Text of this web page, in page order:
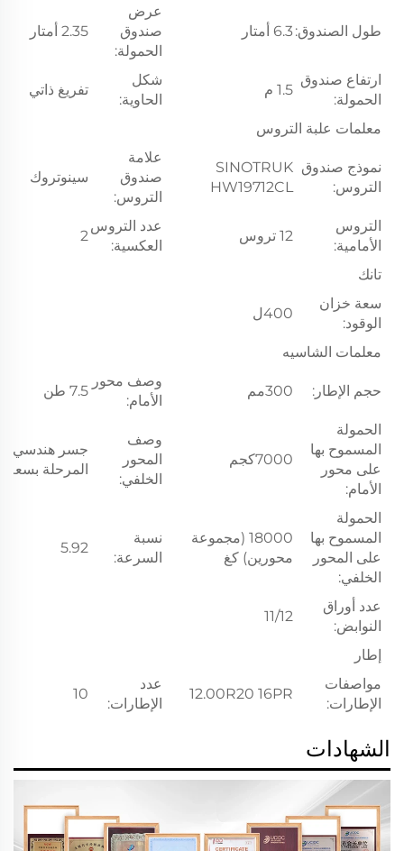
طول الصندوق:6.3 أمتار
عرض
صندوق
الحمولة:
2.35 أمتار
ارتفاع صندوق
الحمولة:
1.5 م
شكل
الحاوية:
تفريغ ذاتي
معلمات علبة التروس
نموذج صندوق
التروس:
SINOTRUK
HW19712CL
علامة
صندوق
التروس:
سينوتروك
التروس
الأمامية:
12 تروس
عدد التروس
العكسية:
2
تانك
سعة خزان
الوقود:
400ل
معلمات الشاسيه
حجم الإطار: 300مم
وصف محور
الأمام:
7.5 طن
الحمولة
المسموح بها
على محور
الأمام:
7000كجم
وصف
المحور
الخلفي:
جسر هندسي
المرحلة بسعة 16 طن
الحمولة
المسموح بها
على المحور
الخلفي:
18000 (مجموعة
محورين) كغ
نسبة
السرعة:
5.92
عدد أوراق
النوابض:
11/12
إطار
مواصفات
الإطارات:
12.00R20 16PR
عدد
الإطارات:
10
الشهادات